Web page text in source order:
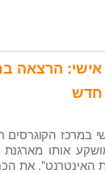
חדש
במרכז
אותו
האינטרנט". את